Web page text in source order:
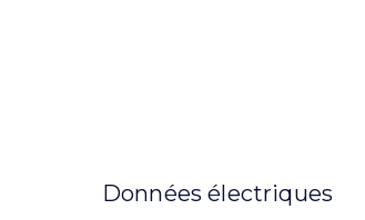
Données électriques